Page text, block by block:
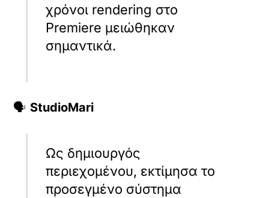
χρόνοι rendering στο
Premiere μειώθηκαν
σημαντικά.
🗣️ StudioMari
Ως δημιουργός
περιεχομένου, εκτίμησα το
προσεγμένο σύστημα